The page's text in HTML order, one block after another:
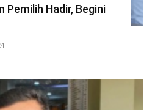
Pemilih Hadir, Begini